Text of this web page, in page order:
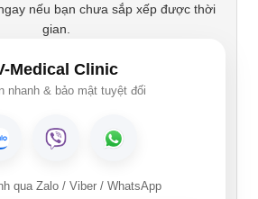
nếu bạn chưa sắp xếp được thời
gian.
Medical Clinic
nhanh & bảo mật tuyệt đối
qua Zalo / Viber / WhatsApp